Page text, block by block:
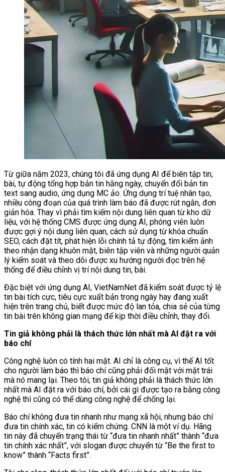
Từ giữa năm 2023, chúng tôi đã ứng dụng AI để biên tập tin,
bài, tự động tổng hợp bản tin hằng ngày, chuyển đổi bản tin
text sang audio, ứng dụng MC ảo. Ứng dụng trí tuệ nhân tạo,
nhiều công đoạn của quá trình làm báo đã được rút ngắn, đơn
giản hóa. Thay vì phải tìm kiếm nội dung liên quan từ kho dữ
liệu, với hệ thống CMS được ứng dụng AI, phóng viên luôn
được gợi ý nội dung liên quan, cách sử dụng từ khóa chuẩn
SEO, cách đặt tít, phát hiện lỗi chính tả tự động, tìm kiếm ảnh
theo nhận dạng khuôn mặt, biên tập viên và những người quản
lý kiểm soát và theo dõi được xu hướng người đọc trên hệ
thống để điều chỉnh vị trí nội dung tin, bài.
Đặc biệt với ứng dụng AI, VietNamNet đã kiểm soát được tỷ lệ
tin bài tích cực, tiêu cực xuất bản trong ngày hay đang xuất
hiện trên trang chủ, biết được mức độ lan tỏa, chia sẻ của từng
tin bài trên không gian mạng để kịp thời điều chỉnh, thay đổi.
Tin giả không phải là thách thức lớn nhất mà AI đặt ra với
báo chí
Công nghệ luôn có tính hai mặt. AI chỉ là công cụ, vì thế AI tốt
cho người làm báo thì báo chí cũng phải đối mặt với mặt trái
mà nó mang lại. Theo tôi, tin giả không phải là thách thức lớn
nhất mà AI đặt ra với báo chí, bởi cái gì được tạo ra bằng công
nghệ thì cũng có thể dùng công nghệ để chống lại.
Báo chí không đưa tin nhanh như mạng xã hội, nhưng báo chí
đưa tin chính xác, tin có kiểm chứng. CNN là một ví dụ. Hãng
tin này đã chuyển trạng thái từ “đưa tin nhanh nhất” thành “đưa
tin chính xác nhất”, với slogan được chuyển từ “Be the first to
know” thành “Facts first”.